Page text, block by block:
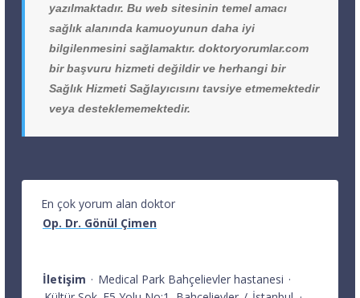
yazılmaktadır. Bu web sitesinin temel amacı
sağlık alanında kamuoyunun daha iyi
bilgilenmesini sağlamaktır. doktoryorumlar.com
bir başvuru hizmeti değildir ve herhangi bir
Sağlık Hizmeti Sağlayıcısını tavsiye etmemektedir
veya desteklememektedir.
En çok yorum alan doktor
Op. Dr. Gönül Çimen
İletişim · Medical Park Bahçelievler hastanesi ·